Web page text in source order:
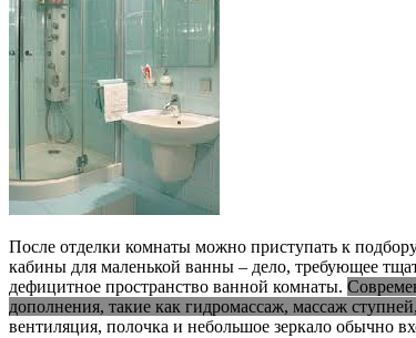
После отделки комнаты можно приступать к
кабины для маленькой ванны – дело, требующее
дефицитное пространство ванной комнаты.
дополнения, такие как гидромассаж, массаж
вентиляция, полочка и небольшое зеркало обычно